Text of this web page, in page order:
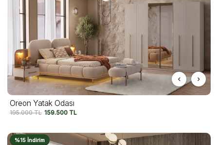
Oreon Yatak Odası
195.000TL 159.500 TL
%15 İndirim